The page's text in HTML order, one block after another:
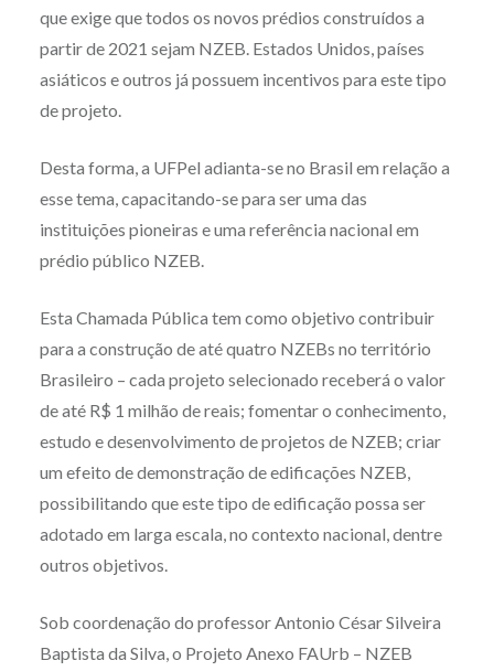
que exige que todos os novos prédios construídos a
partir de 2021 sejam NZEB. Estados Unidos, países
asiáticos e outros já possuem incentivos para este tipo
de projeto.
Desta forma, a UFPel adianta-se no Brasil em relação a
esse tema, capacitando-se para ser uma das
instituições pioneiras e uma referência nacional em
prédio público NZEB.
Esta Chamada Pública tem como objetivo contribuir
para a construção de até quatro NZEBs no território
Brasileiro – cada projeto selecionado receberá o valor
de até R$ 1 milhão de reais; fomentar o conhecimento,
estudo e desenvolvimento de projetos de NZEB; criar
um efeito de demonstração de edificações NZEB,
possibilitando que este tipo de edificação possa ser
adotado em larga escala, no contexto nacional, dentre
outros objetivos.
Sob coordenação do professor Antonio César Silveira
Baptista da Silva, o Projeto Anexo FAUrb – NZEB